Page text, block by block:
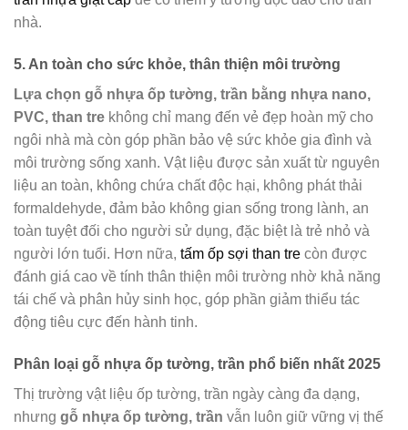
nhà.
5. An toàn cho sức khỏe, thân thiện môi trường
Lựa chọn gỗ nhựa ốp tường, trần bằng nhựa nano,
PVC, than tre không chỉ mang đến vẻ đẹp hoàn mỹ cho
ngôi nhà mà còn góp phần bảo vệ sức khỏe gia đình và
môi trường sống xanh. Vật liệu được sản xuất từ nguyên
liệu an toàn, không chứa chất độc hại, không phát thải
formaldehyde, đảm bảo không gian sống trong lành, an
toàn tuyệt đối cho người sử dụng, đặc biệt là trẻ nhỏ và
người lớn tuổi. Hơn nữa, tấm ốp sợi than tre còn được
đánh giá cao về tính thân thiện môi trường nhờ khả năng
tái chế và phân hủy sinh học, góp phần giảm thiểu tác
động tiêu cực đến hành tinh.
Phân loại gỗ nhựa ốp tường, trần phổ biến nhất 2025
Thị trường vật liệu ốp tường, trần ngày càng đa dạng,
nhưng gỗ nhựa ốp tường, trần vẫn luôn giữ vững vị thế